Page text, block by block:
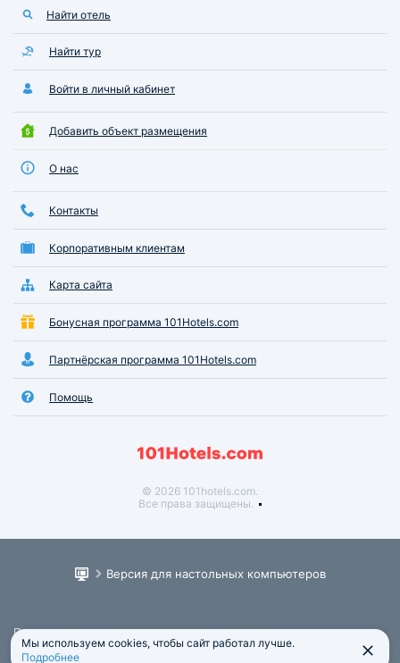
Найти отель
Найти тур
Войти в личный кабинет
Добавить объект размещения
О нас
Контакты
Корпоративным клиентам
Карта сайта
Бонусная программа 101Hotels.com
Партнёрская программа 101Hotels.com
Помощь
© 2026 101hotels.com.
Все права защищены.
Версия для настольных компьютеров
Пользовательское соглашение
Юридическая информация
Мы используем cookies, чтобы сайт работал лучше.
Подробнее